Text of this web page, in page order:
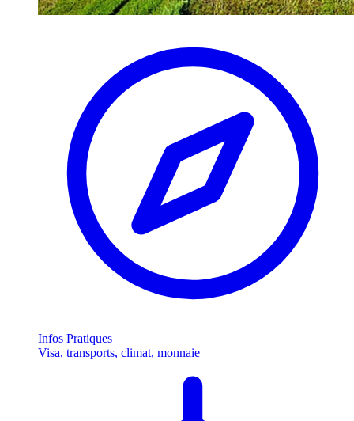
Infos Pratiques
Visa, transports, climat, monnaie